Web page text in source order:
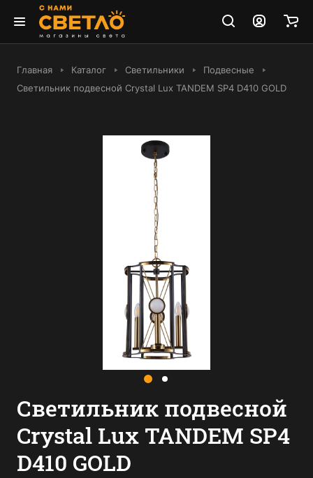
Главная Каталог Светильники
Подвесные
Светильник подвесной Crystal Lux TANDEM SP4 D410 GOLD
Светильник подвесной
Crystal Lux TANDEM SP4
D410 GOLD